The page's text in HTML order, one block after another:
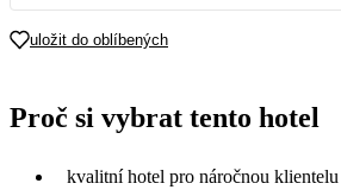
21
88 839
22 23 24 25
uložit do oblíbených
Proč si vybrat tento hotel
kvalitní hotel pro náročnou klientelu